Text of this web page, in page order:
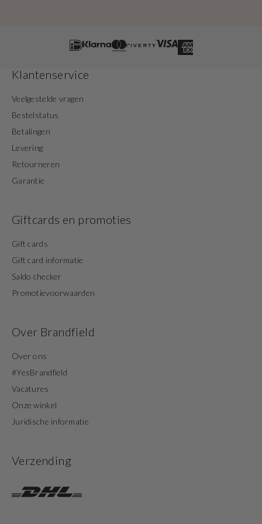
Klantenservice
Veelgestelde vragen
Bestelstatus
Betalingen
Levering
Retourneren
Garantie
Giftcards en promoties
Gift cards
Gift card informatie
Saldo checker
Promotievoorwaarden
Over Brandfield
Over ons
#YesBrandfield
Vacatures
Onze winkel
Juridische informatie
Verzending